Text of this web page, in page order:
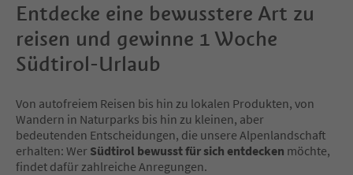
Entdecke eine bewusstere Art zu
reisen und gewinne 1 Woche
Südtirol-Urlaub
Von autofreiem Reisen bis hin zu lokalen Produkten, von
Wandern in Naturparks bis hin zu kleinen, aber
bedeutenden Entscheidungen, die unsere Alpenlandschaft
erhalten: Wer Südtirol bewusst für sich entdecken möchte,
findet dafür zahlreiche Anregungen.